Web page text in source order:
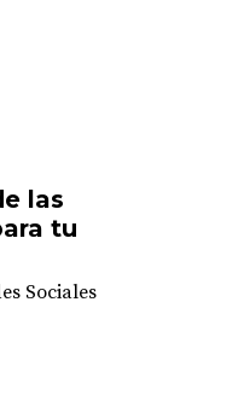
las
tu
Sociales